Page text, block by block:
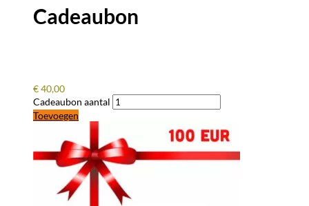
Cadeaubon
€40,00
Cadeaubon aantal
Toevoegen